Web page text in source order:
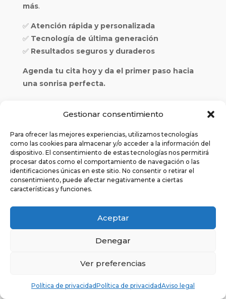
Gestionar consentimiento
Para ofrecer las mejores experiencias, utilizamos tecnologías
como las cookies para almacenar y/o acceder a la información del
dispositivo. El consentimiento de estas tecnologías nos permitirá
procesar datos como el comportamiento de navegación o las
identificaciones únicas en este sitio. No consentir o retirar el
consentimiento, puede afectar negativamente a ciertas
características y funciones.
Aceptar
Denegar
Ver preferencias
Política de privacidadPolítica de privacidadAviso legal
más.
✅ Atención rápida y personalizada
✅ Tecnología de última generación
✅ Resultados seguros y duraderos
Agenda tu cita hoy y da el primer paso hacia
una sonrisa perfecta.
Recuerda que la cita no estará confirmada
de la clínica dental bien por teléfono o bien por
correo electrónico. Gracias.
¿En qué podemos ayudarte?